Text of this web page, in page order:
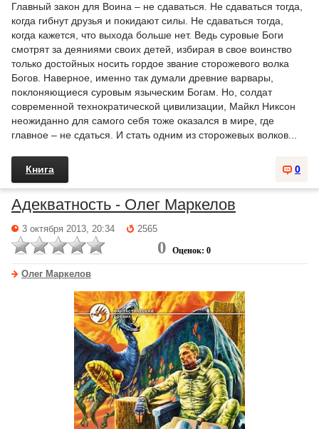
Главный закон для Воина – не сдаваться. Не сдаваться тогда,
когда гибнут друзья и покидают силы. Не сдаваться тогда,
когда кажется, что выхода больше нет. Ведь суровые Боги
смотрят за деяниями своих детей, избирая в свое воинство
только достойных носить гордое звание сторожевого волка
Богов. Наверное, именно так думали древние варвары,
поклоняющиеся суровым языческим Богам. Но, солдат
современной технократической цивилизации, Майкл Никсон
неожиданно для самого себя тоже оказался в мире, где
главное – не сдаться. И стать одним из сторожевых волков...
0
Книга
Адекватность - Олег Маркелов
3 октября 2013, 20:34 2565
0 Оценок: 0
Олег Маркелов